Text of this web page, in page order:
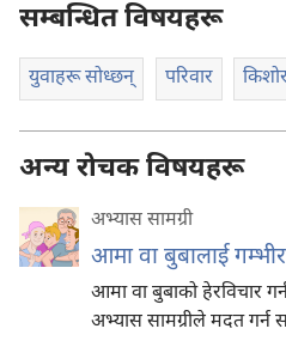
सम्बन्धित विषयहरू
युवाहरू सोध्छन्‌ परिवार
अन्य रोचक विषयहरू
अभ्यास सामग्री
आमा वा बुबालाई गम्भीर
आमा वा बुबाको हेरविचार
अभ्यास सामग्रीले मदत गर्न